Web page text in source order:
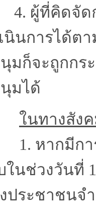
4. ผู้ที่คิดจัด
นินการได้ต
มก็จะถูกกร
มได้
ในทางสัง
หากมีการ
ในช่วงวันที่
ประชาชนจ